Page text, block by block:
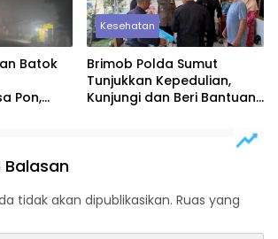
Batok
Pon,
Kesehatan
Brimob Polda Sumut
Tunjukkan Kepedulian,
Kunjungi dan Beri Bantuan
Balasan
tidak akan dipublikasikan. Ruas yang